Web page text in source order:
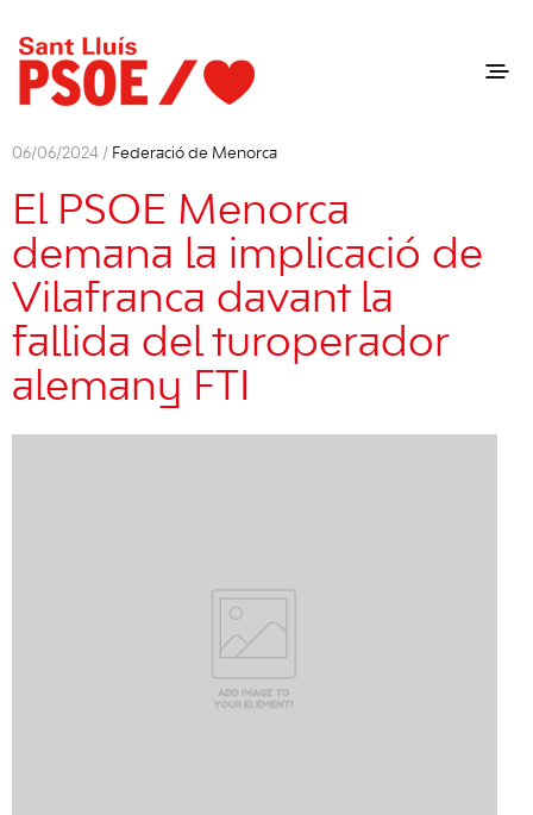
06/06/2024 / Federació de Menorca
El PSOE Menorca
demana la implicació de
Vilafranca davant la
fallida del turoperador
alemany FTI